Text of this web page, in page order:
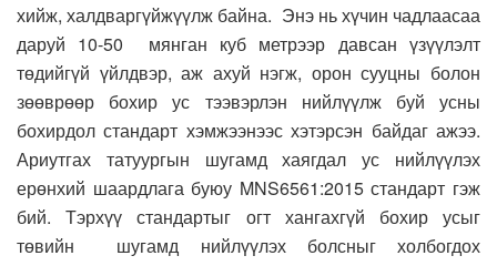
хийж, халдваргүйжүүлж байна. Энэ нь хүчин чадлаасаа
даруй 10-50 мянган куб метрээр давсан үзүүлэлт
төдийгүй үйлдвэр, аж ахуй нэгж, орон сууцны болон
зөөврөөр бохир ус тээвэрлэн нийлүүлж буй усны
бохирдол стандарт хэмжээнээс хэтэрсэн байдаг ажээ.
Ариутгах татуургын шугамд хаягдал ус нийлүүлэх
ерөнхий шаардлага буюу MNS6561:2015 стандарт гэж
бий. Тэрхүү стандартыг огт хангахгүй бохир усыг
төвийн шугамд нийлүүлэх болсныг холбогдох